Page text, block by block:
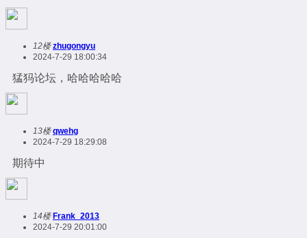
12楼 zhugongyu
2024-7-29 18:00:34
猛犸论坛，哈哈哈哈哈
13楼 qwehg
2024-7-29 18:29:08
期待中
14楼 Frank_2013
2024-7-29 20:01:00